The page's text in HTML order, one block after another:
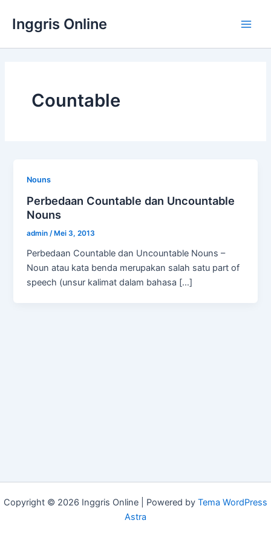
konten
Inggris Online
Countable
Nouns
Perbedaan Countable dan Uncountable
Nouns
admin/ Mei 3, 2013
Perbedaan Countable dan Uncountable Nouns –
Noun atau kata benda merupakan salah satu part of
speech (unsur kalimat dalam bahasa […]
Copyright © 2026 Inggris Online | Powered by Tema WordPress
Astra